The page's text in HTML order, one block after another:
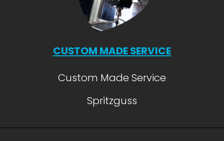
CUSTOM MADE SERVICE
Custom Made Service
Spritzguss